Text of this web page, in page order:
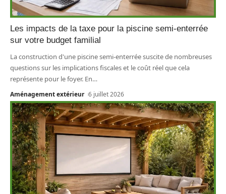
Les impacts de la taxe pour la piscine semi-enterrée
sur votre budget familial
La construction d'une piscine semi-enterrée suscite de nombreuses
questions sur les implications fiscales et le coût réel que cela
représente pour le foyer. En…
Aménagement extérieur 6 juillet 2026